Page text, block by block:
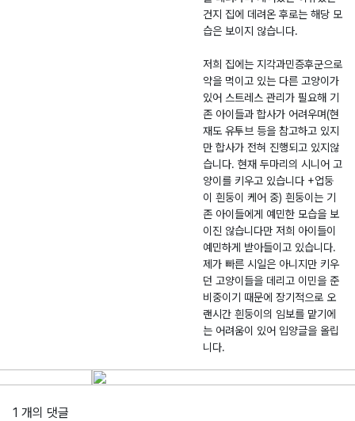
건지 집에 데려온 후로는 해당 모
습은 보이지 않습니다.
​저희 집에는 지각과민증후군으로
약을 먹이고 있는 다른 고양이가
있어 스트레스 관리가 필요해 기
존 아이들과 합사가 어려우며(현
재도 유투브 등을 참고하고 있지
만 합사가 전혀 진행되고 있지않
습니다. 현재 두마리의 시니어 고
양이를 키우고 있습니다 +업둥
이 흰둥이 케어 중) 흰둥이는 기
존 아이들에게 예민한 모습을 보
이진 않습니다만 저희 아이들이
예민하게 받아들이고 있습니다.
제가 빠른 시일은 아니지만 키우
던 고양이들을 데리고 이민을 준
비중이기 때문에 장기적으로 오
랜시간 흰둥이의 임보를 맡기에
는 어려움이 있어 입양글을 올립
니다.
1 개의 댓글